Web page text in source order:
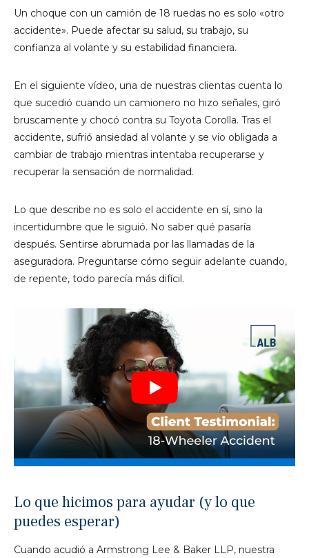
Un choque con un camión de 18 ruedas no es solo «otro
accidente». Puede afectar su salud, su trabajo, su
confianza al volante y su estabilidad financiera.
En el siguiente vídeo, una de nuestras clientas cuenta lo
que sucedió cuando un camionero no hizo señales, giró
bruscamente y chocó contra su Toyota Corolla. Tras el
accidente, sufrió ansiedad al volante y se vio obligada a
cambiar de trabajo mientras intentaba recuperarse y
recuperar la sensación de normalidad.
Lo que describe no es solo el accidente en sí, sino la
incertidumbre que le siguió. No saber qué pasaría
después. Sentirse abrumada por las llamadas de la
aseguradora. Preguntarse cómo seguir adelante cuando,
de repente, todo parecía más difícil.
Lo que hicimos para ayudar (y lo que
puedes esperar)
Cuando acudió a Armstrong Lee & Baker LLP, nuestra